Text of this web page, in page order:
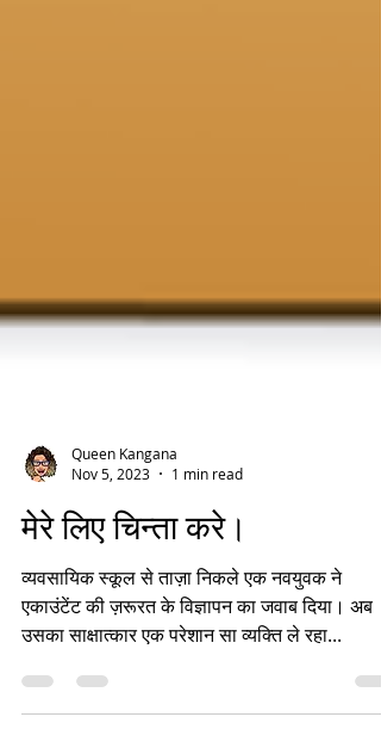
Queen Kangana
मेरे लिए चिन्ता करे।
एकाउंटेंट की ज़रूरत के विज्ञापन का जवाब दिया। अब
उसका साक्षात्कार एक परेशान सा व्यक्ति ले रहा...